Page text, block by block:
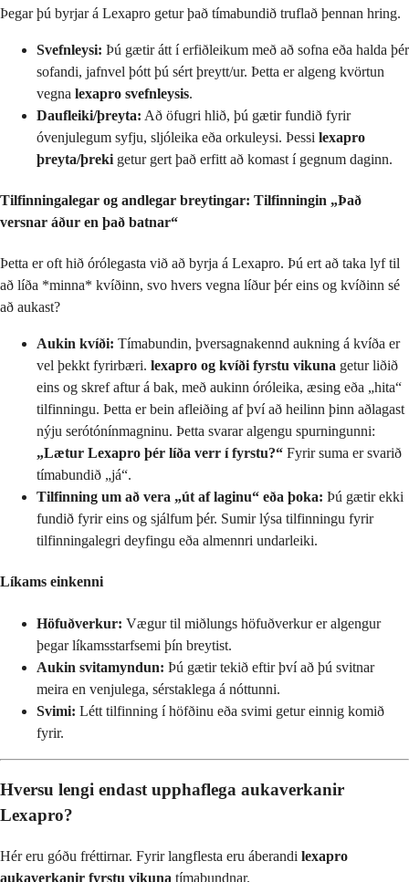
Þegar þú byrjar á Lexapro getur það tímabundið truflað þennan hring.
Svefnleysi: Þú gætir átt í erfiðleikum með að sofna eða halda þér
sofandi, jafnvel þótt þú sért þreytt/ur. Þetta er algeng kvörtun
vegna lexapro svefnleysis.
Daufleiki/þreyta: Að öfugri hlið, þú gætir fundið fyrir
óvenjulegum syfju, sljóleika eða orkuleysi. Þessi lexapro
þreyta/þreki getur gert það erfitt að komast í gegnum daginn.
Tilfinningalegar og andlegar breytingar: Tilfinningin „Það
versnar áður en það batnar“
Þetta er oft hið órólegasta við að byrja á Lexapro. Þú ert að taka lyf til
að líða *minna* kvíðinn, svo hvers vegna líður þér eins og kvíðinn sé
að aukast?
Aukin kvíði: Tímabundin, þversagnakennd aukning á kvíða er
vel þekkt fyrirbæri. lexapro og kvíði fyrstu vikuna getur liðið
eins og skref aftur á bak, með aukinn óróleika, æsing eða „hita“
tilfinningu. Þetta er bein afleiðing af því að heilinn þinn aðlagast
nýju serótónínmagninu. Þetta svarar algengu spurningunni:
„Lætur Lexapro þér líða verr í fyrstu?“ Fyrir suma er svarið
tímabundið „já“.
Tilfinning um að vera „út af laginu“ eða þoka: Þú gætir ekki
fundið fyrir eins og sjálfum þér. Sumir lýsa tilfinningu fyrir
tilfinningalegri deyfingu eða almennri undarleiki.
Líkams einkenni
Höfuðverkur: Vægur til miðlungs höfuðverkur er algengur
þegar líkamsstarfsemi þín breytist.
Aukin svitamyndun: Þú gætir tekið eftir því að þú svitnar
meira en venjulega, sérstaklega á nóttunni.
Svimi: Létt tilfinning í höfðinu eða svimi getur einnig komið
fyrir.
Hversu lengi endast upphaflega aukaverkanir
Lexapro?
Hér eru góðu fréttirnar. Fyrir langflesta eru áberandi lexapro
aukaverkanir fyrstu vikuna tímabundnar.